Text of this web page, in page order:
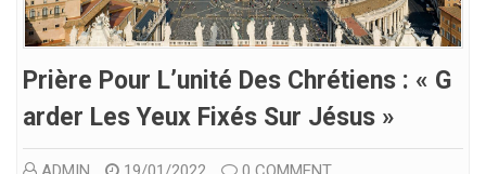
Prière Pour L’unité Des Chrétiens : « G
Arder Les Yeux Fixés Sur Jésus »